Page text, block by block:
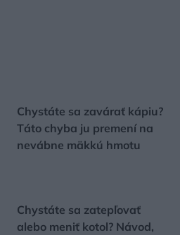
Chystáte sa zavárať kápiu?
Táto chyba ju premení na
nevábne mäkkú hmotu
Chystáte sa zatepľovať
alebo meniť kotol? Návod,